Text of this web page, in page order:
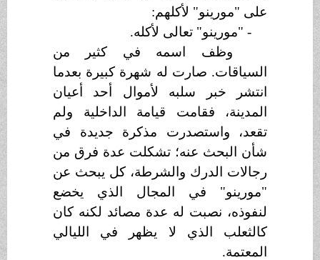
على "مورينو" لأكلهم:
- "مورينو" تعالى لأكله.
وظف اسمه في كثير من
السياقات. صارت له شهرة كبيرة بعدما
انتشر خبر سلبه لأموال أحد أعيان
المدينة، فقامت قيامة الداخلية ولم
تقعد، واستصدرت مذكرة جديدة في
شأن البحث عنه؛ تشكلت عدة فرق من
رجالات الدرك والشرطة، كل يبحث عن
"مورينو" في المجال الذي يخضع
لنفوذه، نصبت له عدة مصائد لكنه كان
كالثعلب الذي لا يظهر في الليالي
المعتمة.